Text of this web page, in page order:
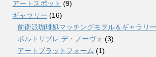
アートスポット (9)
ギャラリー (16)
前衛派珈琲処マッチングモヲル＆ギャラリ
ポルトリブレ デ・ノーヴォ (3)
アートプラットフォーム (1)